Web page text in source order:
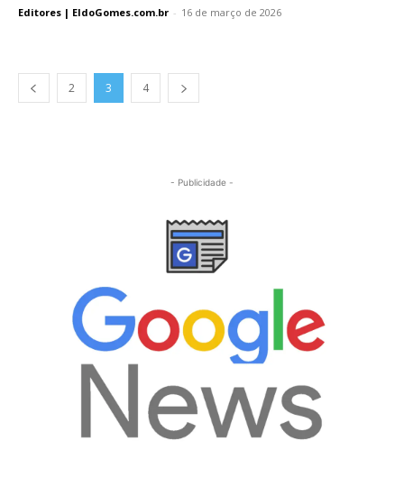
Editores | EldoGomes.com.br - 16 de março de 2026
2 3 4
- Publicidade -